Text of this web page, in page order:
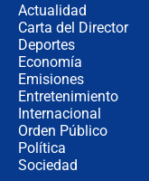
Actualidad
Carta del Director
Deportes
Economía
Emisiones
Entretenimiento
Internacional
Orden Público
Política
Sociedad